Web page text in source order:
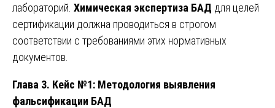
лабораторий. Химическая экспертиза БАД для целей
сертификации должна проводиться в строгом
соответствии с требованиями этих нормативных
документов.
Глава 3. Кейс №1: Методология выявления
фальсификации БАД